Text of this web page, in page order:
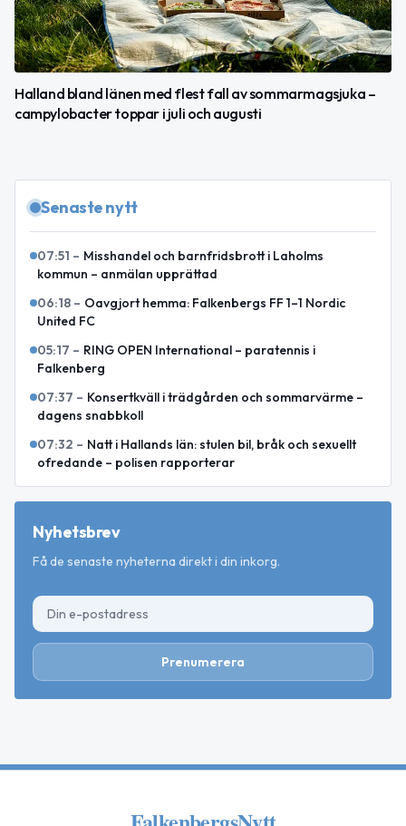
Halland bland länen med flest fall av sommarmagsjuka –
campylobacter toppar i juli och augusti
Senaste nytt
07:51 – Misshandel och barnfridsbrott i Laholms
kommun – anmälan upprättad
06:18 – Oavgjort hemma: Falkenbergs FF 1–1 Nordic
United FC
05:17 – RING OPEN International – paratennis i
Falkenberg
07:37 – Konsertkväll i trädgården och sommarvärme –
dagens snabbkoll
07:32 – Natt i Hallands län: stulen bil, bråk och sexuellt
ofredande – polisen rapporterar
Nyhetsbrev
Få de senaste nyheterna direkt i din inkorg.
Prenumerera